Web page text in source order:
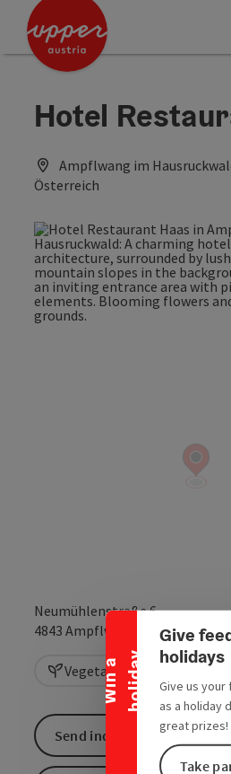
Accesskey
Accesskey
W
i
n
a
h
o
l
i
d
a y
Collapse banner
Give
holidays
Give us your
as a holiday
great prizes!
Take
Hotel
Ampflwang im
Österreich
Neumühlenstraße 6
4843 Ampflwang im
Vegetarian
Send inquiry